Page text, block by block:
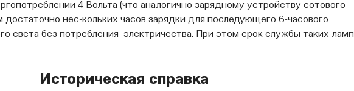
4 Вольта (что аналогично зарядному устройству сотового
нес-кольких часов зарядки для последующего 6-часового
света без потребления электричества. При этом срок службы таких ламп
Историческая справка